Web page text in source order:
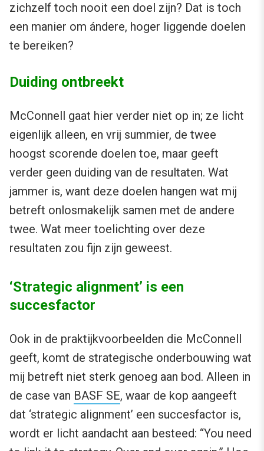
zichzelf toch nooit een doel zijn? Dat is toch
een manier om ándere, hoger liggende doelen
te bereiken?
Duiding ontbreekt
McConnell gaat hier verder niet op in; ze licht
eigenlijk alleen, en vrij summier, de twee
hoogst scorende doelen toe, maar geeft
verder geen duiding van de resultaten. Wat
jammer is, want deze doelen hangen wat mij
betreft onlosmakelijk samen met de andere
twee. Wat meer toelichting over deze
resultaten zou fijn zijn geweest.
‘Strategic alignment’ is een
succesfactor
Ook in de praktijkvoorbeelden die McConnell
geeft, komt de strategische onderbouwing wat
mij betreft niet sterk genoeg aan bod. Alleen in
de case van BASF SE, waar de kop aangeeft
dat ‘strategic alignment’ een succesfactor is,
wordt er licht aandacht aan besteed: “You need